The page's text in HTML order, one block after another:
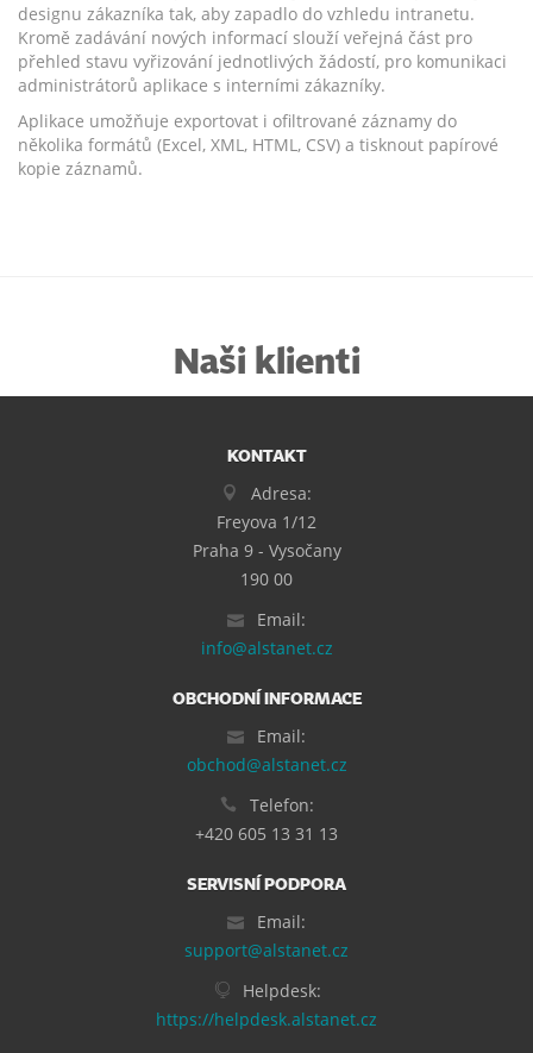
designu zákazníka tak, aby zapadlo do vzhledu intranetu.
Kromě zadávání nových informací slouží veřejná část pro
přehled stavu vyřizování jednotlivých žádostí, pro komunikaci
administrátorů aplikace s interními zákazníky.
Aplikace umožňuje exportovat i ofiltrované záznamy do
několika formátů (Excel, XML, HTML, CSV) a tisknout papírové
kopie záznamů.
Naši klienti
KONTAKT
Adresa:
Freyova 1/12
Praha 9 - Vysočany
190 00
Email:
info@alstanet.cz
OBCHODNÍ INFORMACE
Email:
obchod@alstanet.cz
Telefon:
+420 605 13 31 13
SERVISNÍ PODPORA
Email:
support@alstanet.cz
Helpdesk:
https://helpdesk.alstanet.cz